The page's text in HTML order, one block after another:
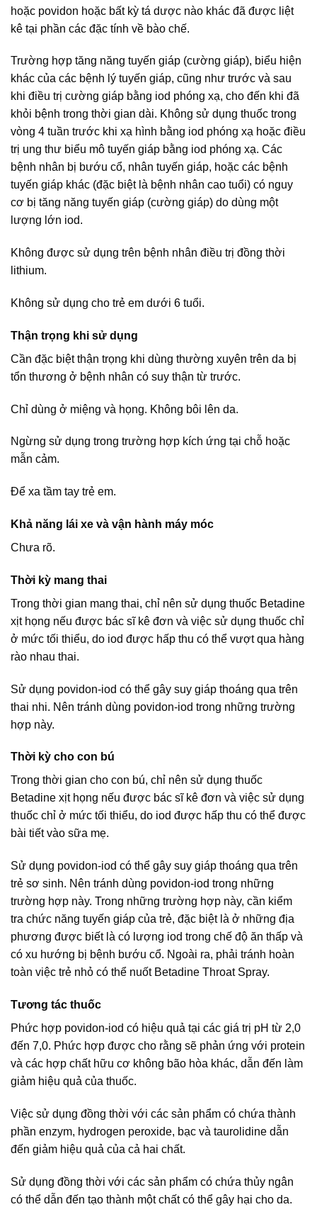
hoặc povidon hoặc bất kỳ tá dược nào khác đã được liệt
kê tại phần các đặc tính về bào chế.
Trường hợp tăng năng tuyến giáp (cường giáp), biểu hiện
khác của các bệnh lý tuyến giáp, cũng như trước và sau
khi điều trị cường giáp bằng iod phóng xạ, cho đến khi đã
khỏi bệnh trong thời gian dài. Không sử dụng thuốc trong
vòng 4 tuần trước khi xạ hình bằng iod phóng xạ hoặc điều
trị ung thư biểu mô tuyến giáp bằng iod phóng xạ. Các
bệnh nhân bị bướu cổ, nhân tuyến giáp, hoặc các bệnh
tuyến giáp khác (đặc biệt là bệnh nhân cao tuổi) có nguy
cơ bị tăng năng tuyến giáp (cường giáp) do dùng một
lượng lớn iod.
Không được sử dụng trên bệnh nhân điều trị đồng thời
lithium.
Không sử dụng cho trẻ em dưới 6 tuổi.
Thận trọng khi sử dụng
Cần đặc biệt thận trọng khi dùng thường xuyên trên da bị
tổn thương ở bệnh nhân có suy thận từ trước.
Chỉ dùng ở miệng và họng. Không bôi lên da.
Ngừng sử dụng trong trường hợp kích ứng tại chỗ hoặc
mẫn cảm.
Để xa tầm tay trẻ em.
Khả năng lái xe và vận hành máy móc
Chưa rõ.
Thời kỳ mang thai
Trong thời gian mang thai, chỉ nên sử dụng thuốc Betadine
xịt họng nếu được bác sĩ kê đơn và việc sử dụng thuốc chỉ
ở mức tối thiểu, do iod được hấp thu có thể vượt qua hàng
rào nhau thai.
Sử dụng povidon-iod có thể gây suy giáp thoáng qua trên
thai nhi. Nên tránh dùng povidon-iod trong những trường
hợp này.
Thời kỳ cho con bú
Trong thời gian cho con bú, chỉ nên sử dụng thuốc
Betadine xịt họng nếu được bác sĩ kê đơn và việc sử dụng
thuốc chỉ ở mức tối thiểu, do iod được hấp thu có thể được
bài tiết vào sữa mẹ.
Sử dụng povidon-iod có thể gây suy giáp thoáng qua trên
trẻ sơ sinh. Nên tránh dùng povidon-iod trong những
trường hợp này. Trong những trường hợp này, cần kiểm
tra chức năng tuyến giáp của trẻ, đặc biệt là ở những địa
phương được biết là có lượng iod trong chế độ ăn thấp và
có xu hướng bị bệnh bướu cổ. Ngoài ra, phải tránh hoàn
toàn việc trẻ nhỏ có thể nuốt Betadine Throat Spray.
Tương tác thuốc
Phức hợp povidon-iod có hiệu quả tại các giá trị pH từ 2,0
đến 7,0. Phức hợp được cho rằng sẽ phản ứng với protein
và các hợp chất hữu cơ không bão hòa khác, dẫn đến làm
giảm hiệu quả của thuốc.
Việc sử dụng đồng thời với các sản phẩm có chứa thành
phần enzym, hydrogen peroxide, bạc và taurolidine dẫn
đến giảm hiệu quả của cả hai chất.
Sử dụng đồng thời với các sản phẩm có chứa thủy ngân
có thể dẫn đến tạo thành một chất có thể gây hại cho da.